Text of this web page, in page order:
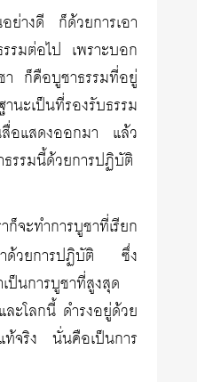
ย่างดี ก็ด้วยการเอา
รมต่อไป เพราะบอก
ก็คือบูชาธรรมที่อยู่
นะเป็นที่รองรับธรรม
สื่อแสดงออกมา แล้ว
ธรรมนี้ด้วยการปฏิบัติ
จะทำการบูชาที่เรียก
ยการปฏิบัติ ซึ่ง
ป็นการบูชาที่สูงสุด
ะโลกนี้ ดำรงอยู่ด้วย
จริง นั่นคือเป็นการ